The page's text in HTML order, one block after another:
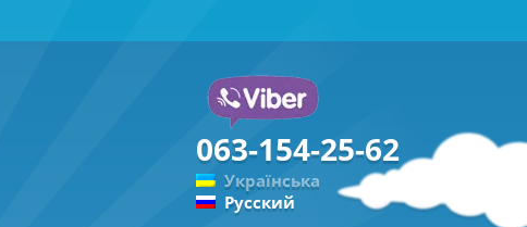
063-154-25-62
Українська
Русский